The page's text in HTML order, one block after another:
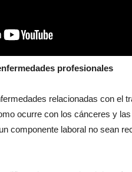
profesionales
relacionadas con el
ocurre con los cánceres y
componente laboral no sean